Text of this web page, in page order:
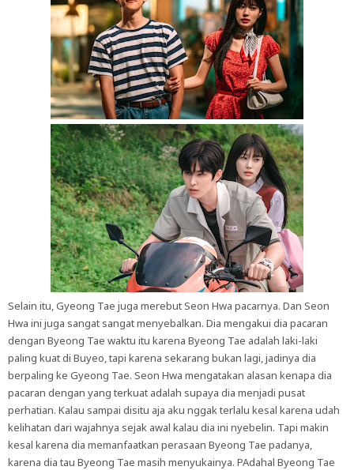
Selain itu, Gyeong Tae juga merebut Seon Hwa pacarnya. Dan Seon
Hwa ini juga sangat sangat menyebalkan. Dia mengakui dia pacaran
dengan Byeong Tae waktu itu karena Byeong Tae adalah laki-laki
paling kuat di Buyeo, tapi karena sekarang bukan lagi, jadinya dia
berpaling ke Gyeong Tae. Seon Hwa mengatakan alasan kenapa dia
pacaran dengan yang terkuat adalah supaya dia menjadi pusat
perhatian. Kalau sampai disitu aja aku nggak terlalu kesal karena udah
kelihatan dari wajahnya sejak awal kalau dia ini nyebelin. Tapi makin
kesal karena dia memanfaatkan perasaan Byeong Tae padanya,
karena dia tau Byeong Tae masih menyukainya. PAdahal Byeong Tae